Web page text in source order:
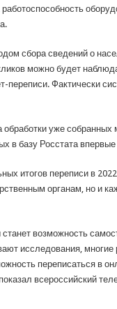
сбора сведений о
можно будет
переписи. Фактически
уже
в базу Росстата
итогов переписи в
органам, но и
возможность
исследования,
переписаться в
всероссийский